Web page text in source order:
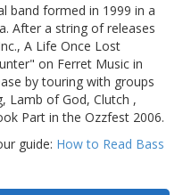
band formed in 1999 in a
After a string of releases
A Life Once Lost
on Ferret Music in
by touring with groups
Lamb of God, Clutch ,
Part in the Ozzfest 2006.
guide: How to Read Bass